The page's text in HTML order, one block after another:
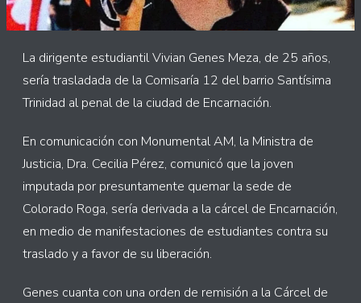
La dirigente estudiantil Vivian Genes Meza, de 25 años,
sería trasladada de la Comisaría 12 del barrio Santísima
Trinidad al penal de la ciudad de Encarnación.
En comunicación con Monumental AM, la Ministra de
Justicia, Dra. Cecilia Pérez, comunicó que la joven
imputada por presuntamente quemar la sede de
Colorado Roga, sería derivada a la cárcel de Encarnación,
en medio de manifestaciones de estudiantes contra su
traslado y a favor de su liberación.
Genes cuanta con una orden de remisión a la Cárcel de